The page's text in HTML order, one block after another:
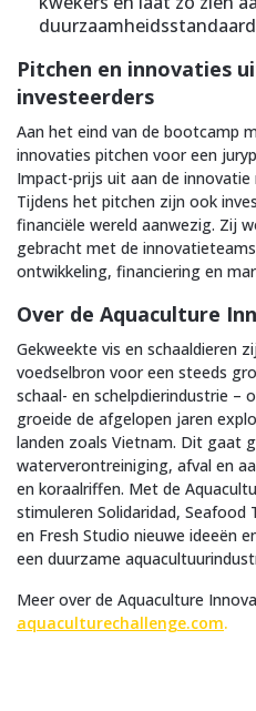
Pitchen en innovaties
investeerders
Aan het eind van de bootcamp
innovaties pitchen voor een
Impact-prijs uit aan de
Tijdens het pitchen zijn ook
financiële wereld aanwezig. Zij
gebracht met de
ontwikkeling, financiering en
Over de Aquaculture
Gekweekte vis en schaaldieren
voedselbron voor een steeds
schaal- en schelpdierindustrie –
groeide de afgelopen jaren
landen zoals Vietnam. Dit gaat
waterverontreiniging, afval en
en koraalriffen. Met de
stimuleren Solidaridad, Seafood
en Fresh Studio nieuwe ideeën
een duurzame
Meer over de Aquaculture
aquaculturechallenge.com.